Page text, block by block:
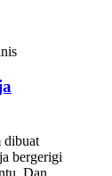
dibuat
bergerigi
Dan